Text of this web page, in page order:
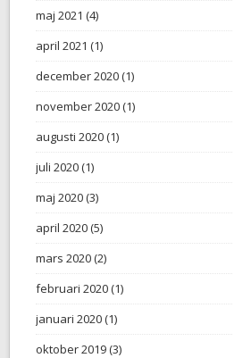
maj 2021 (4)
april 2021 (1)
december 2020(1)
november 2020(1)
augusti 2020(1)
juli 2020(1)
maj 2020(3)
april 2020(5)
mars 2020(2)
februari 2020(1)
januari 2020(1)
oktober 2019(3)